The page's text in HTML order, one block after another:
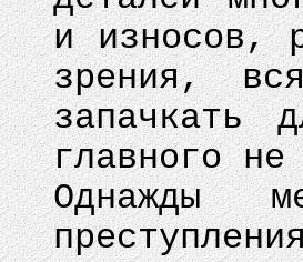
и износов,
зрения,
запачкать
главного
Однажды